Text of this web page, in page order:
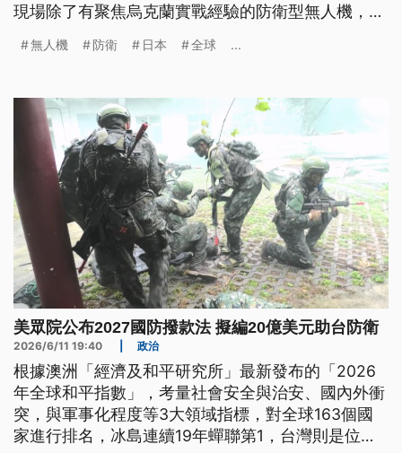
現場除了有聚焦烏克蘭實戰經驗的防衛型無人機，還
無人機大廠大疆，在全球高達7成的市場占有率，日
無人機市場中，打造關鍵的非紅供應鏈。
無人機 防衛 日本 全球 ...
美眾院公布2027國防撥款法 擬編20億美元助台防衛
2026/6/11 19:40 政治
根據澳洲「經濟及和平研究所」最新發布的「2026
年全球和平指數」，考量社會安全與治安、國內外衝
突，與軍事化程度等3大領域指標，對全球163個國
家進行排名，冰島連續19年蟬聯第1，台灣則是位列